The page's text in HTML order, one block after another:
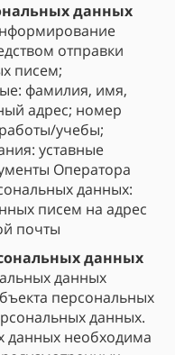
данных
отправки
писем;
фамилия, имя,
адрес; номер
учебы;
уставные
Оператора
данных:
писем на адрес
почты
данных
данных
персональных
данных.
данных необходима